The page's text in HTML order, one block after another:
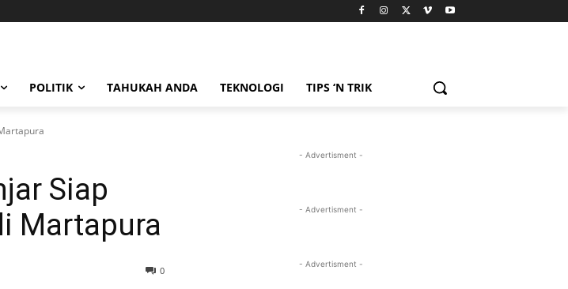
POLITIK TAHUKAH ANDA TEKNOLOGI TIPS ‘N TRIK
Siap
Martapura
0
- Advertisment -
- Advertisment -
- Advertisment -